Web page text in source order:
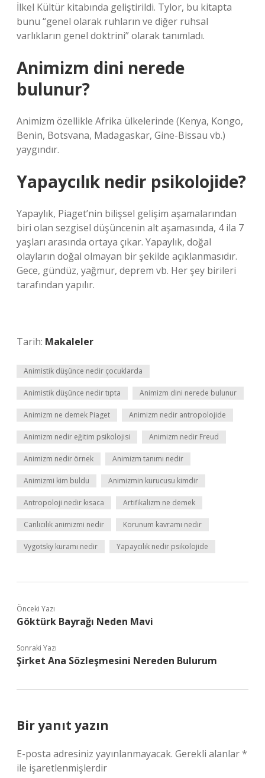
İlkel Kültür kitabında geliştirildi. Tylor, bu kitapta
bunu “genel olarak ruhların ve diğer ruhsal
varlıkların genel doktrini” olarak tanımladı.
Animizm dini nerede
bulunur?
Animizm özellikle Afrika ülkelerinde (Kenya, Kongo,
Benin, Botsvana, Madagaskar, Gine-Bissau vb.)
yaygındır.
Yapaycılık nedir psikolojide?
Yapaylık, Piaget’nin bilişsel gelişim aşamalarından
biri olan sezgisel düşüncenin alt aşamasında, 4 ila 7
yaşları arasında ortaya çıkar. Yapaylık, doğal
olayların doğal olmayan bir şekilde açıklanmasıdır.
Gece, gündüz, yağmur, deprem vb. Her şey birileri
tarafından yapılır.
Tarih: Makaleler
Animistik düşünce nedir çocuklarda
Animistik düşünce nedir tıpta Animizm dini nerede bulunur
Animizm ne demek Piaget Animizm nedir antropolojide
Animizm nedir eğitim psikolojisi Animizm nedir Freud
Animizm nedir örnek Animizm tanımı nedir
Animizmi kim buldu Animizmin kurucusu kimdir
Antropoloji nedir kısaca Artifikalizm ne demek
Canlıcılık animizmi nedir Korunum kavramı nedir
Vygotsky kuramı nedir Yapaycılık nedir psikolojide
Önceki Yazı
Göktürk Bayrağı Neden Mavi
Sonraki Yazı
Şirket Ana Sözleşmesini Nereden Bulurum
Bir yanıt yazın
E-posta adresiniz yayınlanmayacak. Gerekli alanlar*
ile işaretlenmişlerdir